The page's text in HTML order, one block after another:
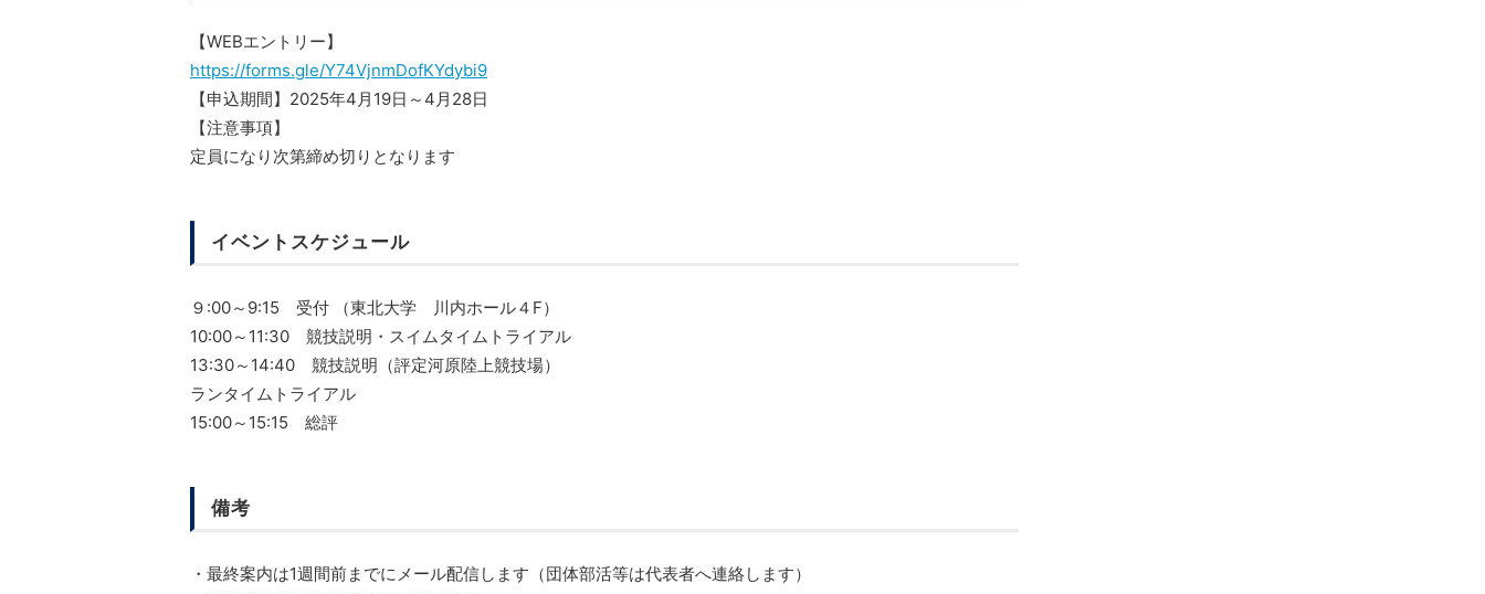
【WEBエントリー】
https://forms.gle/Y74VjnmDofKYdybi9
【申込期間】2025年4月19日～4月28日
【注意事項】
定員になり次第締め切りとなります
イベントスケジュール
９:00～9:15 受付 （東北大学 川内ホール４F）
10:00～11:30 競技説明・スイムタイムトライアル
13:30～14:40 競技説明（評定河原陸上競技場）
ランタイムトライアル
15:00～15:15 総評
備考
・最終案内は1週間前までにメール配信します（団体部活等は代表者へ連絡します）